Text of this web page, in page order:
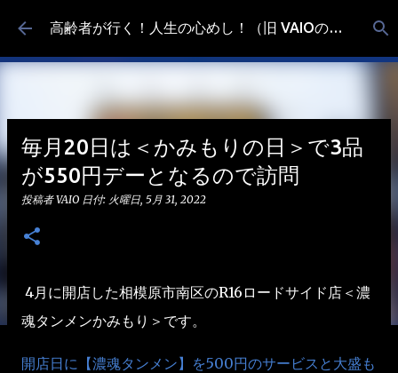
スキップしてメイン コンテンツに移動 高齢者が行く！人生の心めし！（旧 VAIOの食べ歩き）
毎月20日は＜かみもりの日＞で3品
が550円デーとなるので訪問
投稿者VAIO 日付: 火曜日, 5月 31, 2022
4月に開店した相模原市南区のR16ロードサイド店＜濃
魂タンメンかみもり＞です。
開店日に【濃魂タンメン】を500円のサービスと大盛も